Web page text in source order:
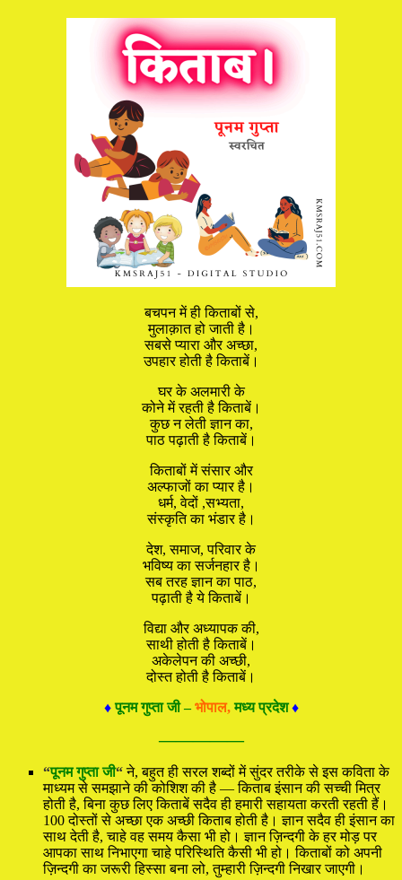
बचपन में ही किताबों से,
मुलाक़ात हो जाती है।
सबसे प्यारा और अच्छा,
उपहार होती है किताबें।
घर के अलमारी के
कोने में रहती है किताबें।
कुछ न लेती ज्ञान का,
पाठ पढ़ाती है किताबें।
किताबों में संसार और
अल्फाजों का प्यार है।
धर्म, वेदों ,सभ्यता,
संस्कृति का भंडार है।
देश, समाज, परिवार के
भविष्य का सर्जनहार है।
सब तरह ज्ञान का पाठ,
पढ़ाती है ये किताबें।
विद्या और अध्यापक की,
साथी होती है किताबें।
अकेलेपन की अच्छी,
दोस्त होती है किताबें।
♦पूनम गुप्ता जी –भोपाल,मध्य प्रदेश ♦
—————
“पूनम गुप्ता जी“ने, बहुत ही सरल शब्दों में सुंदर तरीके से इस कविता के
माध्यम से समझाने की कोशिश की है — किताब इंसान की सच्ची मित्र
होती है, बिना कुछ लिए किताबें सदैव ही हमारी सहायता करती रहती हैं।
100 दोस्तों से अच्छा एक अच्छी किताब होती है। ज्ञान सदैव ही इंसान का
साथ देती है, चाहे वह समय कैसा भी हो। ज्ञान ज़िन्दगी के हर मोड़ पर
आपका साथ निभाएगा चाहे परिस्थिति कैसी भी हो। किताबों को अपनी
ज़िन्दगी का जरूरी हिस्सा बना लो, तुम्हारी ज़िन्दगी निखार जाएगी।